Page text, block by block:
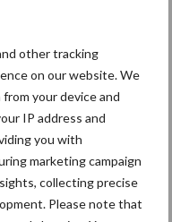
other tracking
on our website. We
your device and
IP address and
you with
marketing campaign
collecting precise
Please note that
blijft
en
handel
een vaak
risicofactor